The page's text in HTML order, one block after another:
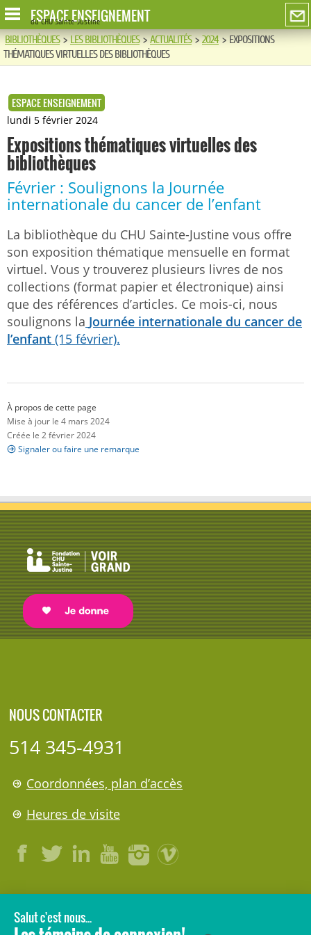
ESPACE ENSEIGNEMENT
du CHU Sainte-Justine
BIBLIOTHÈQUES>LES BIBLIOTHÈQUES>ACTUALITÉS>2024>EXPOSITIONS
THÉMATIQUES VIRTUELLES DES BIBLIOTHÈQUES
ESPACE ENSEIGNEMENT
lundi 5 février 2024
Expositions thématiques virtuelles des
bibliothèques
Février : Soulignons la Journée
internationale du cancer de l’enfant
La bibliothèque du CHU Sainte-Justine vous offre
son exposition thématique mensuelle en format
virtuel. Vous y trouverez plusieurs livres de nos
collections (format papier et électronique) ainsi
que des références d’articles. Ce mois-ci, nous
soulignons la Journée internationale du cancer de
l’enfant (15 février).
À propos de cette page
Mise à jour le 4 mars 2024
Créée le 2 février 2024
Signaler ou faire une remarque
NOUS CONTACTER
514 345-4931
Coordonnées, plan d’accès
Heures de visite
LÉGAL